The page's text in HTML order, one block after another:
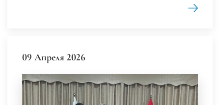
09 Апреля 2026